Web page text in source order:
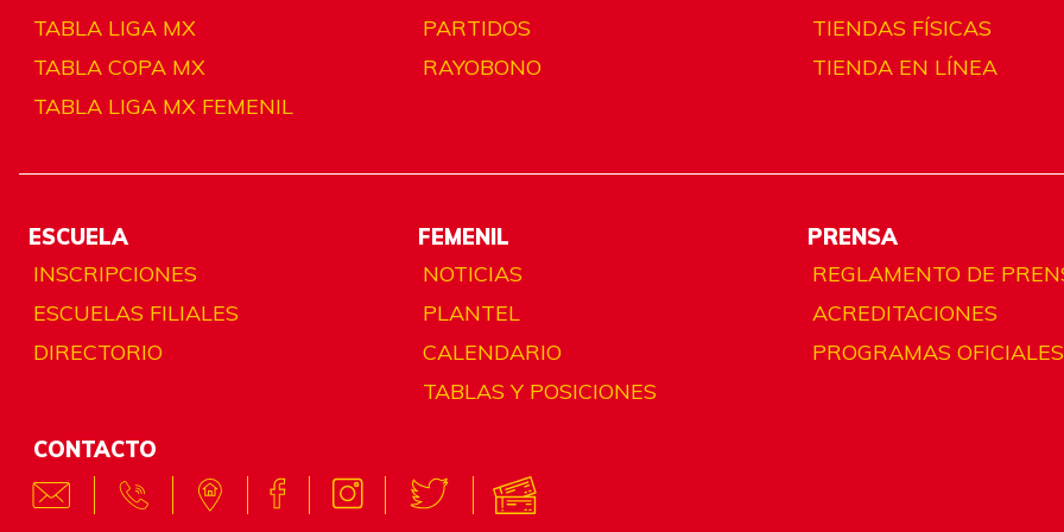
TABLA LIGA MX
TABLA COPA MX
TABLA LIGA MX FEMENIL
PARTIDOS
RAYOBONO
TIENDAS FÍSICAS
TIENDA EN LÍNEA
ESCUELA
INSCRIPCIONES
ESCUELAS FILIALES
DIRECTORIO
FEMENIL
NOTICIAS
PLANTEL
CALENDARIO
TABLAS Y POSICIONES
PRENSA
REGLAMENTO DE
ACREDITACIONES
PROGRAMAS OFICIALES
CONTACTO